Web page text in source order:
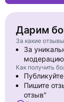
дошкольных
родителями в
Дарим
За какие
За
модерацию
Как получить
Пишите
отзыв"